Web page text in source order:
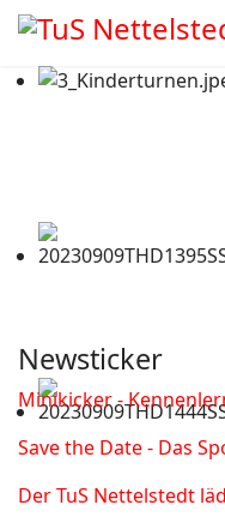
Newsticker
Minikicker -
Save the Date - Das
Der TuS Nettelstedt